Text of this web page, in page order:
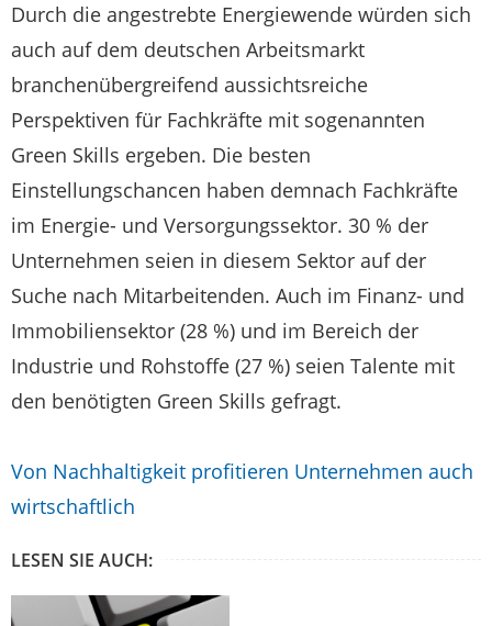
Durch die angestrebte Energiewende würden sich
auch auf dem deutschen Arbeitsmarkt
branchenübergreifend aussichtsreiche
Perspektiven für Fachkräfte mit sogenannten
Green Skills ergeben. Die besten
Einstellungschancen haben demnach Fachkräfte
im Energie- und Versorgungssektor. 30 % der
Unternehmen seien in diesem Sektor auf der
Suche nach Mitarbeitenden. Auch im Finanz- und
Immobiliensektor (28 %) und im Bereich der
Industrie und Rohstoffe (27 %) seien Talente mit
den benötigten Green Skills gefragt.
Von Nachhaltigkeit profitieren Unternehmen auch
wirtschaftlich
LESEN SIE AUCH: